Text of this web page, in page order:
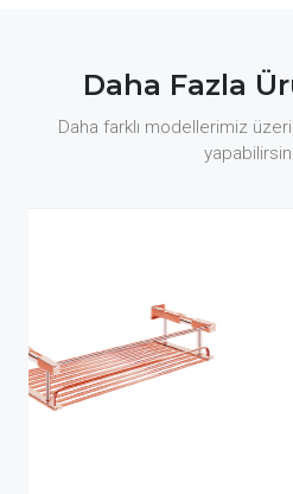
Daha Fazla
Daha farklı modellerimiz